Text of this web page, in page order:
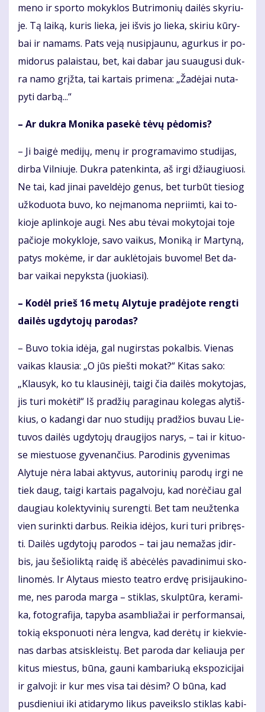
me­no ir spor­to mo­kyk­los But­ri­mo­nių dai­lės sky­riu­
je. Tą lai­ką, ku­ris lie­ka, jei iš­vis jo lie­ka, ski­riu kū­ry­
bai ir na­mams. Pats ve­ją nu­si­pjau­nu, agur­kus ir po­
mi­do­rus pa­lais­tau, bet, kai da­bar jau su­au­gu­si duk­
ra na­mo grįž­ta, tai kar­tais pri­me­na: „Ža­dė­jai nu­ta­
py­ti dar­bą...“
– Ar duk­ra Mo­ni­ka pa­se­kė tė­vų pė­do­mis?
– Ji bai­gė me­di­jų, me­nų ir pro­gra­ma­vi­mo stu­di­jas,
dir­ba Vil­niu­je. Duk­ra pa­ten­kin­ta, aš ir­gi džiau­giuo­si.
Ne tai, kad ji­nai pa­vel­dė­jo ge­nus, bet tur­būt tie­siog
už­ko­duo­ta bu­vo, ko ne­įma­no­ma ne­pri­im­ti, kai to­
kio­je ap­lin­ko­je au­gi. Nes abu tė­vai mo­ky­to­jai to­je
pa­čio­je mo­kyk­lo­je, sa­vo vai­kus, Mo­ni­ką ir Mar­ty­ną,
pa­tys mo­kė­me, ir dar auk­lė­to­jais bu­vo­me! Bet da­
bar vai­kai ne­pyks­ta (juo­kia­si).
– Ko­dėl prieš 16 me­tų Aly­tu­je pra­dė­jo­te reng­ti
dai­lės ug­dy­to­jų pa­ro­das?
– Bu­vo to­kia idė­ja, gal nu­girs­tas po­kal­bis. Vie­nas
vai­kas klau­sia: „O jūs pieš­ti mo­kat?“ Ki­tas sa­ko:
„Klau­syk, ko tu klau­si­nė­ji, tai­gi čia dai­lės mo­ky­to­jas,
jis tu­ri mo­kė­ti!“ Iš pra­džių pa­ra­gi­nau ko­le­gas aly­tiš­
kius, o ka­dan­gi dar nuo stu­di­jų pra­džios bu­vau Lie­
tu­vos dai­lės ug­dy­to­jų drau­gi­jos na­rys, – tai ir ki­tuo­
se mies­tuo­se gy­ve­nan­čius. Pa­ro­di­nis gy­ve­ni­mas
Aly­tu­je nė­ra la­bai ak­ty­vus, au­to­ri­nių pa­ro­dų ir­gi ne
tiek daug, tai­gi kar­tais pa­gal­vo­ju, kad no­rė­čiau gal
dau­giau ko­lek­ty­vi­nių su­reng­ti. Bet tam ne­už­ten­ka
vien su­rink­ti dar­bus. Rei­kia idė­jos, ku­ri tu­ri pri­bręs­
ti. Dai­lės ug­dy­to­jų pa­ro­dos – tai jau ne­ma­žas įdir­
bis, jau še­šio­lik­tą rai­dę iš abė­cė­lės pa­va­di­ni­mui sko­
li­no­mės. Ir Aly­taus mies­to te­at­ro erd­vę pri­si­jau­ki­no­
me, nes pa­ro­da mar­ga – stik­las, skulp­tū­ra, ke­ra­mi­
ka, fo­to­gra­fi­ja, ta­py­ba asam­blia­žai ir per­for­man­sai,
to­kią eksponuoti nė­ra leng­va, kad de­rė­tų ir kiek­vie­
nas dar­bas at­si­skleis­tų. Bet pa­ro­da dar ke­liau­ja per
ki­tus mies­tus, bū­na, gau­ni kam­ba­riu­ką eks­po­zi­ci­jai
ir gal­vo­ji: ir kur mes vi­sa tai dė­sim? O bū­na, kad
pus­die­niui iki ati­da­ry­mo li­kus pa­veiks­lo stik­las ka­bi­